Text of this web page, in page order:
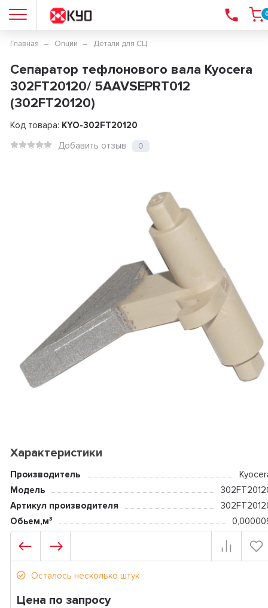
Главная Опции Детали для СЦ
Сепаратор тефлонового вала Kyocera
302FT20120/ 5AAVSEPRT012
(302FT20120)
Код товара: KYO-302FT20120
Добавить отзыв
0
Характеристики
Производитель
Модель
Артикул производителя
Обьем,м³
Осталось несколько штук
Цена по запросу